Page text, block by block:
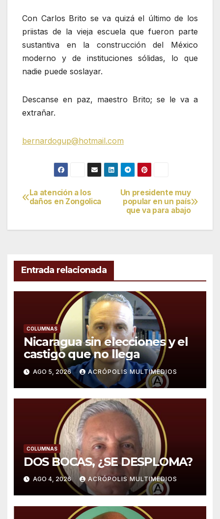
Con Carlos Brito se va quizá el último de los
priistas de la vieja escuela que fueron parte
sustantiva en la construcción del México
moderno y de instituciones sólidas, lo que
nadie puede soslayar.
Descanse en paz, maestro Brito; se le va a
extrañar.
bernardogup@hotmail.com
Navegación
Un presidente muy
popular en un país
que va para abajo
La atención a los
daños en Zongolica
Entrada relacionada
COLUMNAS
Nicaragua sin elecciones y el
castigo que no llega
AGO 5, 2026 ACRÓPOLIS MULTIMEDIOS
COLUMNAS
DOS BOCAS, ¿SE DESPLOMA?
AGO 4, 2026 ACRÓPOLIS MULTIMEDIOS